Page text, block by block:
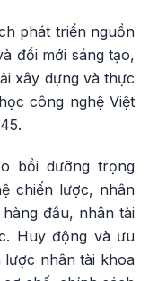
phát triển nguồn
đổi mới sáng tạo,
xây dựng và thực
công nghệ Việt
bồi dưỡng trọng
chiến lược, nhân
đầu, nhân tài
Huy động và ưu
nhân tài khoa